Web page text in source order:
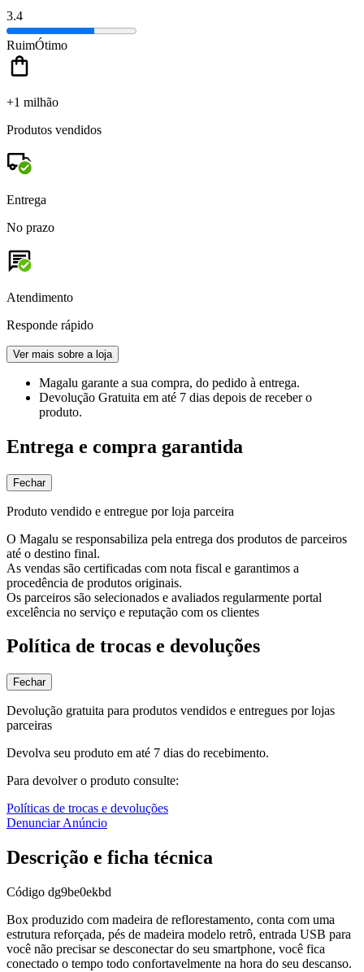
3.4
RuimÓtimo
+1 milhão
Produtos vendidos
Entrega
No prazo
Atendimento
Responde rápido
Ver mais sobre a loja
Magalu garante a sua compra, do pedido à entrega.
Devolução Gratuita em até 7 dias depois de receber o
produto.
Entrega e compra garantida
Fechar
Produto vendido e entregue por loja parceira
O Magalu se responsabiliza pela entrega dos produtos de parceiros
até o destino final.
As vendas são certificadas com nota fiscal e garantimos a
procedência de produtos originais.
Os parceiros são selecionados e avaliados regularmente portal
excelência no serviço e reputação com os clientes
Política de trocas e devoluções
Fechar
Devolução gratuita para produtos vendidos e entregues por lojas
parceiras
Devolva seu produto em até 7 dias do recebimento.
Para devolver o produto consulte:
Políticas de trocas e devoluções
Denunciar Anúncio
Descrição e ficha técnica
Código dg9be0ekbd
Box produzido com madeira de reflorestamento, conta com uma
estrutura reforçada, pés de madeira modelo retrô, entrada USB para
você não precisar se desconectar do seu smartphone, você fica
conectado o tempo todo confortavelmente na hora do seu descanso.